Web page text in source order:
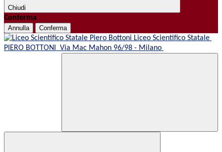
Chiudi
Conferma
Annulla Conferma
Liceo Scientifico Statale
PIERO BOTTONI Via Mac Mahon 96/98 - Milano